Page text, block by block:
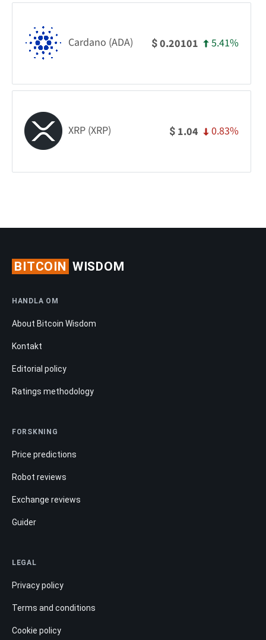
Cardano (ADA) $0.20101 5.41%
XRP (XRP) $ 1.04 0.83%
BITCOIN WISDOM
HANDLA OM
About Bitcoin Wisdom
Kontakt
Editorial policy
Ratings methodology
FORSKNING
Price predictions
Robot reviews
Exchange reviews
Guider
LEGAL
Privacy policy
Terms and conditions
Cookie policy